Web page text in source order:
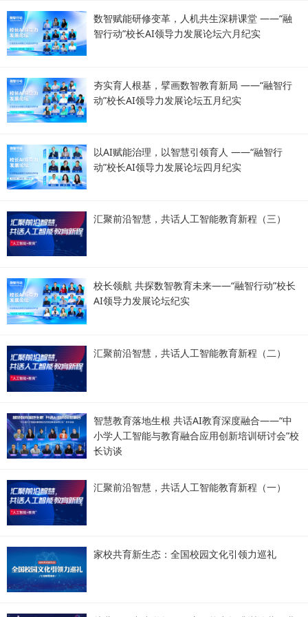
数智赋能研修变革，人机共生深耕课堂 ——“融
智行动”校长AI领导力发展论坛六月纪实
夯实育人根基，擘画数智教育新局 ——“融智行
动”校长AI领导力发展论坛五月纪实
以AI赋能治理，以智慧引领育人 ——“融智行
动”校长AI领导力发展论坛四月纪实
汇聚前沿智慧，共话人工智能教育新程（三）
校长领航 共探数智教育未来——“融智行动”校长
AI领导力发展论坛纪实
汇聚前沿智慧，共话人工智能教育新程（二）
智慧教育落地生根 共话AI教育深度融合——“中
小学人工智能与教育融合应用创新培训研讨会”校
长访谈
汇聚前沿智慧，共话人工智能教育新程（一）
家校共育新生态：全国校园文化引领力巡礼